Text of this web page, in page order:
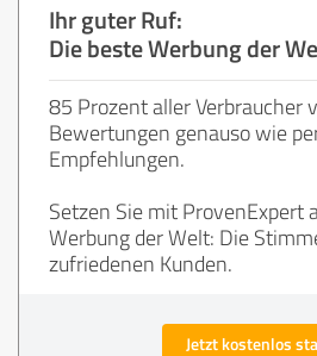
Ihr guter Ruf:
Die beste Werbung der
85 Prozent aller Verbraucher
Bewertungen genauso wie
Empfehlungen.
Setzen Sie mit ProvenExpert
Werbung der Welt: Die
zufriedenen Kunden.
Jetzt kostenlos